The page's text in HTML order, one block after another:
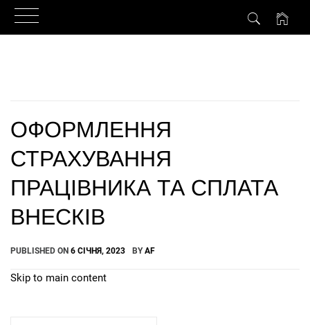
ОФОРМЛЕННЯ
СТРАХУВАННЯ
ПРАЦІВНИКА ТА СПЛАТА
ВНЕСКІВ
PUBLISHED ON 6 СІЧНЯ, 2023 BYAF
Skip to main content